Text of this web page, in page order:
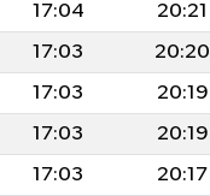
17:04 20:21
17:03 20:20
17:03 20:19
17:03 20:19
17:03 20:17